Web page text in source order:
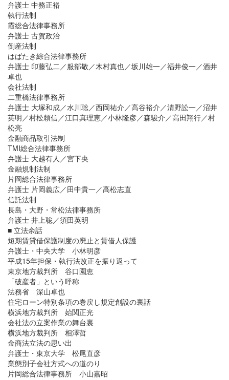
弁護士 中務正裕
執行法制
霞総合法律事務所
弁護士 古賀政治
倒産法制
はばたき綜合法律事務所
弁護士 印藤弘二／服部敬／木村真也／坂川雄一／福井俊一／酒井
卓也
会社法制
二重橋法律事務所
弁護士 大塚和成／水川聡／西岡祐介／高谷裕介／清野訟一／沼井
英明／村松頼信／江口真理恵／小林隆彦／森駿介／高田翔行／村
松亮
金融商品取引法制
TMI総合法律事務所
弁護士 大越有人／宮下央
金融規制法制
片岡総合法律事務所
弁護士 片岡義広／田中貴一／高松志直
信託法制
長島・大野・常松法律事務所
弁護士 井上聡／須田英明
■ 立法余話
短期賃貸借保護制度の廃止と賃借人保護
弁護士・中央大学 小林明彦
平成15年担保・執行法改正を振り返って
東京地方裁判所 谷口園恵
「破産者」という呼称
法務省 深山卓也
住宅ローン特別条項の巻戻し規定創設の裏話
横浜地方裁判所 始関正光
会社法の立案作業の舞台裏
横浜地方裁判所 相澤哲
金商法立法の思い出
弁護士・東京大学 松尾直彦
業態別子会社方式への道のり
片岡総合法律事務所 小山嘉昭